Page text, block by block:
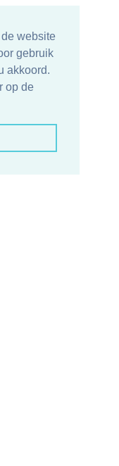
website
gebruik
akkoord.
op de